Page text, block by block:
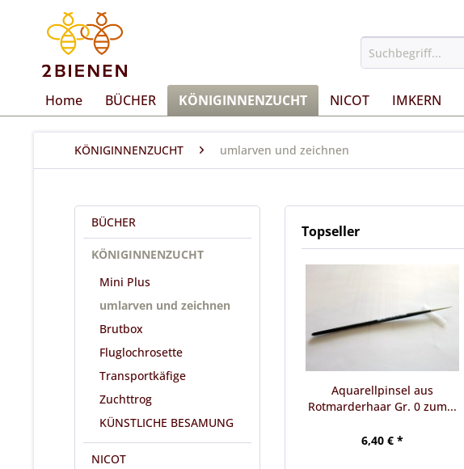
Home BÜCHER KÖNIGINNENZUCHT NICOT IMKERN
KÖNIGINNENZUCHT umlarven und zeichnen
BÜCHER
KÖNIGINNENZUCHT
Mini Plus
umlarven und zeichnen
Brutbox
Fluglochrosette
Transportkäfige
Zuchttrog
KÜNSTLICHE BESAMUNG
NICOT
Topseller
Aquarellpinsel aus
Rotmarderhaar Gr. 0 zum...
6,40 € *